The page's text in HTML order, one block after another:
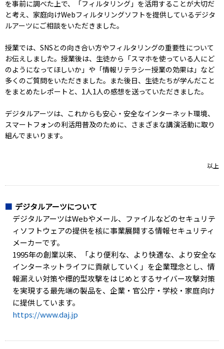
を事前に調べた上で、「フィルタリング」を活用することが大切だ
と考え、家庭向けWebフィルタリングソフトを提供しているデジタ
ルアーツにご相談をいただきました。
授業では、SNSとの向き合い方やフィルタリングの重要性について
お伝えしました。授業後は、生徒から「スマホを使っている人にど
のようになってほしいか」や「情報リテラシー授業の効果は」など
多くのご質問をいただきました。また後日、生徒たちが学んだこと
をまとめたレポートと、1人1人の感想を送っていただきました。
デジタルアーツは、これからも安心・安全なインターネット環境、
スマートフォンの利活用普及のために、さまざまな講演活動に取り
組んでまいります。
以上
デジタルアーツについて
デジタルアーツはWebやメール、ファイルなどのセキュリテ
ィソフトウェアの提供を核に事業展開する情報セキュリティ
メーカーです。
1995年の創業以来、「より便利な、より快適な、より安全な
インターネットライフに貢献していく」を企業理念とし、情
報漏えい対策や標的型攻撃をはじめとするサイバー攻撃対策
を実現する最先端の製品を、企業・官公庁・学校・家庭向け
に提供しています。
https://www.daj.jp